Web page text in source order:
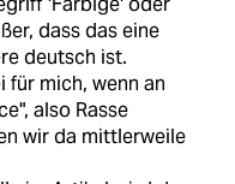
dass das eine
deutsch ist.
für mich, wenn an
also Rasse
wir da mittlerweile